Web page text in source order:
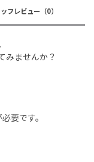
フレビュー （0）
みませんか？
要です。